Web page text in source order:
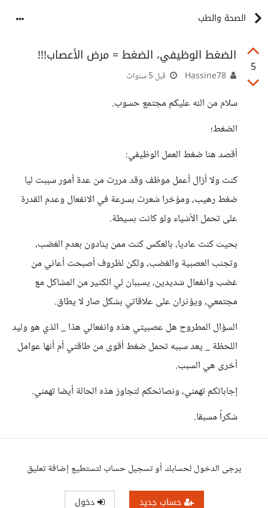
الصحة والطب
5
الضغط الوظيفي، الضغط = مرض الأعصاب!!!
قبل 5 سنوات
سلام من الله عليكم مجتمع حسوب.
الضغط؛
أقصد هنا ضغط العمل الوظيفي:
كنت ولا أزال أعمل موظف وقد مررت من عدة أمور سببت ليا
ضغط رهيب، ومؤخرا شعرت بسرعة في الانفعال وعدم القدرة
على تحمل الأشياء ولو كانت بسيطة.
بحيث كنت عاديا، بالعكس كنت ممن ينادون بعدم الغضب،
وتجنب العصبية والغضب، ولكن لظروف أصبحت أعاني من
غضب وانفعال شديدين، يسببان لي الكثير من المشاكل مع
مجتمعي، ويؤثران على علاقاتي بشكل صار لا يطاق.
السؤال المطروح هل عصبيتي هذه وانفعالي هذا _ الذي هو وليد
اللحظة _ يعد سببه تحمل ضغط أقوى من طاقتي أم أنها عوامل
أخرى هي السبب.
إجاباتكم تهمني، ونصائحكم لتجاوز هذه الحالة أيضا تهمني.
شكراً مسبقا.
يرجى الدخول لحسابك أو تسجيل حساب لتستطيع إضافة تعليق
حساب جديد دخول